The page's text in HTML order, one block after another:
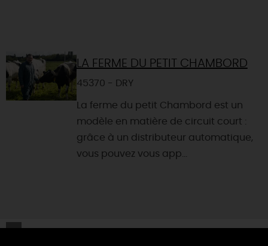
LA FERME DU PETIT CHAMBORD
45370 - DRY
La ferme du petit Chambord est un
modèle en matière de circuit court :
grâce à un distributeur automatique,
vous pouvez vous app...